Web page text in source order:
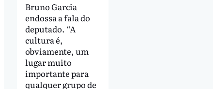
Bruno Garcia
endossa a fala do
deputado. “A
cultura é,
obviamente, um
lugar muito
importante para
qualquer grupo de